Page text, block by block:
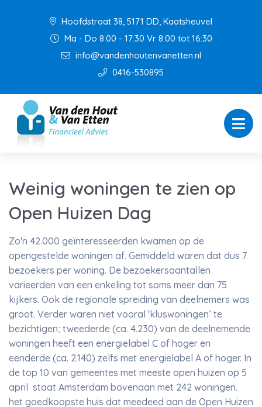
Hoofdstraat 38, 5171 DD, Kaatsheuvel
Ma - Do 8:00 - 17:30 Vr 8:00 tot 16:30
info@vandenhoutenvanetten.nl
0416-530895
Weinig woningen te zien op
Open Huizen Dag
Zo'n 42.000 geïnteresseerden kwamen op de
opengestelde woningen af. Gemiddeld waren dat dus 7
bezoekers per woning. De bezoekersaantallen
varieerden van een enkeling tot soms meer dan 75
kijkers. Ook de regionale spreiding van deelnemers was
groot. Verder waren niet vooral 'kluswoningen’ te
bezichtigen; tweederde (ca. 4.230) van de deelnemende
woningen heeft een energielabel C of hoger en
eenderde (ca. 2.140) zelfs met energielabel A of hoger. In
de top 10 van gemeentes met meeste open huizen op 5
april staat Amsterdam bovenaan met 242 woningen.
het goedkoopste huis dat meedeed aan de Open Huizen